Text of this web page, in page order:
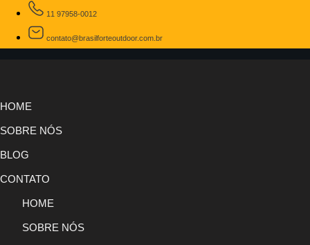
11 97958-0012
contato@brasilforteoutdoor.com.br
HOME
SOBRE NÓS
BLOG
CONTATO
HOME
SOBRE NÓS